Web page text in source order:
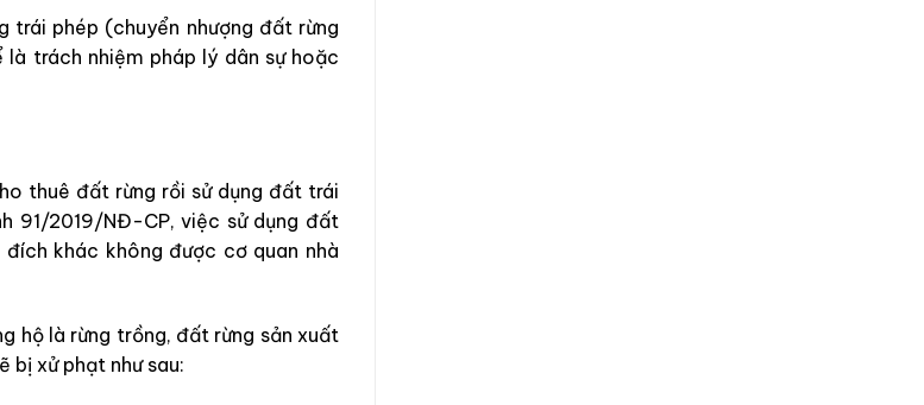
trái phép (chuyển nhượng đất rừng
trách nhiệm pháp lý dân sự hoặc
thuê đất rừng rồi sử dụng đất trái
91/2019/NĐ-CP, việc sử dụng đất
khác không được cơ quan nhà
hộ là rừng trồng, đất rừng sản xuất
bị xử phạt như sau: